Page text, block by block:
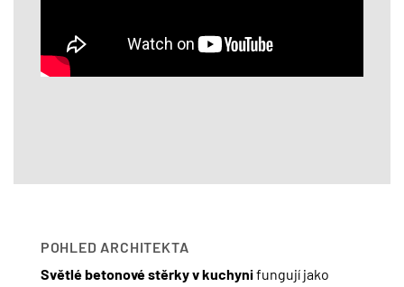
POHLED ARCHITEKTA
Světlé betonové stěrky v kuchynifungují jako